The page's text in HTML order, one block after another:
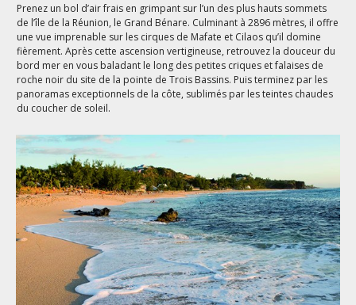
Prenez un bol d’air frais en grimpant sur l’un des plus hauts sommets
de l’île de la Réunion, le Grand Bénare. Culminant à 2896 mètres, il offre
une vue imprenable sur les cirques de Mafate et Cilaos qu’il domine
fièrement. Après cette ascension vertigineuse, retrouvez la douceur du
bord mer en vous baladant le long des petites criques et falaises de
roche noir du site de la pointe de Trois Bassins. Puis terminez par les
panoramas exceptionnels de la côte, sublimés par les teintes chaudes
du coucher de soleil.